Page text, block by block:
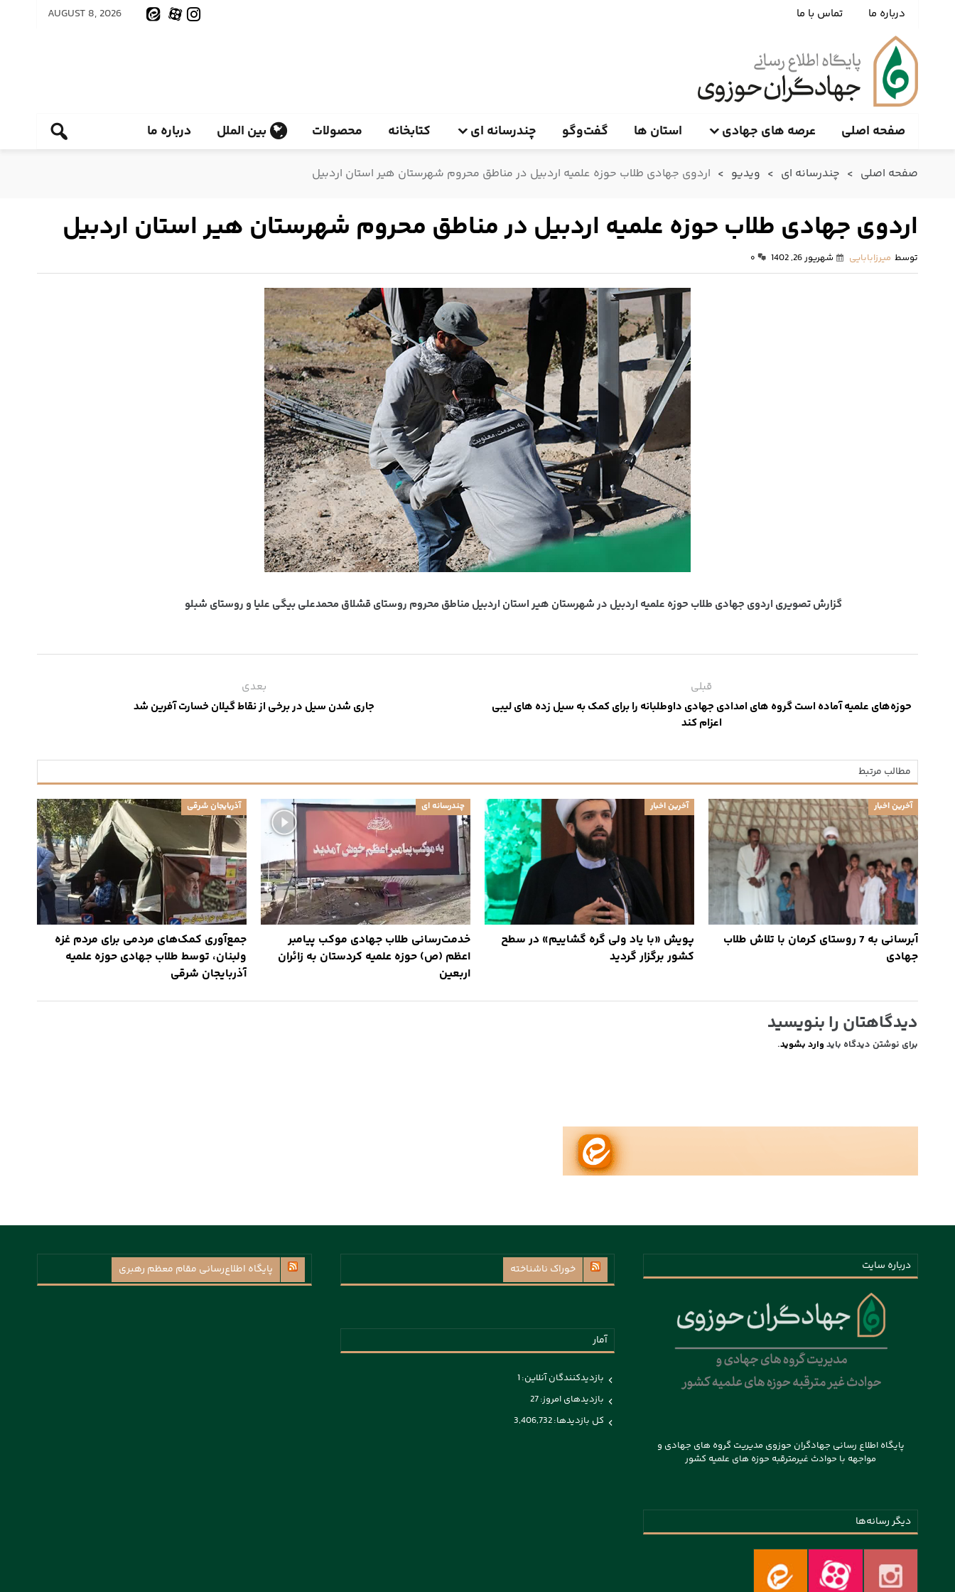
درباره ما تماس با ما AUGUST 8, 2026
صفحه اصلی عرصه های جهادی استان ها گفت‌وگو چندرسانه ای کتابخانه محصولات بین الملل درباره ما
صفحه اصلی > چندرسانه ای > ویدیو > اردوی جهادی طلاب حوزه علمیه اردبیل در مناطق محروم شهرستان هیر استان اردبیل
اردوی جهادی طلاب حوزه علمیه اردبیل در مناطق محروم شهرستان هیر استان اردبیل
توسط میرزابابایی شهریور 26, 1402 ۰
گزارش تصویری اردوی جهادی طلاب حوزه علمیه اردبیل در شهرستان هیر استان اردبیل مناطق محروم روستای قشلاق محمدعلی بیگی علیا و روستای شبلو
قبلی
حوزه‌های علمیه آماده است گروه های امدادی جهادی داوطلبانه را برای کمک به سیل زده های لیبی
اعزام کند
بعدی
جاری شدن سیل در برخی از نقاط گیلان خسارت آفرین شد
مطالب مرتبط
آخرین اخبار
آبرسانی به 7 روستای کرمان با تلاش طلاب
جهادی
آخرین اخبار
پویش «با یاد ولی گره گشاییم» در سطح
کشور برگزار گردید
چندرسانه ای
خدمت‌رسانی طلاب جهادی موکب پیامبر
اعظم (ص) حوزه علمیه کردستان به زائران
اربعین
آذربایجان شرقی
جمع‌آوری کمک‌های مردمی برای مردم غزه
ولبنان، توسط طلاب جهادی حوزه علمیه
آذربایجان شرقی
دیدگاهتان را بنویسید
برای نوشتن دیدگاه باید وارد بشوید.
درباره سایت
پایگاه اطلاع رسانی جهادگران حوزوی مدیریت گروه های جهادی و
مواجهه با حوادث غیرمترقبه حوزه های علمیه کشور
دیگر رسانه‌ها
خوراک ناشناخته
آمار
بازدیدکنندگان آنلاین:1
بازدیدهای امروز:27
کل بازدیدها:3,406,732
پايگاه اطلاع‌رسانی مقام معظم رهبری